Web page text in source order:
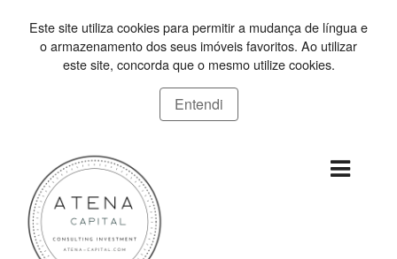
Este site utiliza cookies para permitir a mudança de língua e
o armazenamento dos seus imóveis favoritos. Ao utilizar
este site, concorda que o mesmo utilize cookies.
Entendi